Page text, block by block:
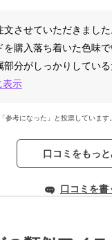
文させていただきまし
を購入落ち着いた色味
部分がしっかりしてい
表示
参考になった」と投票しています。
口コミをもっ
口コミを書